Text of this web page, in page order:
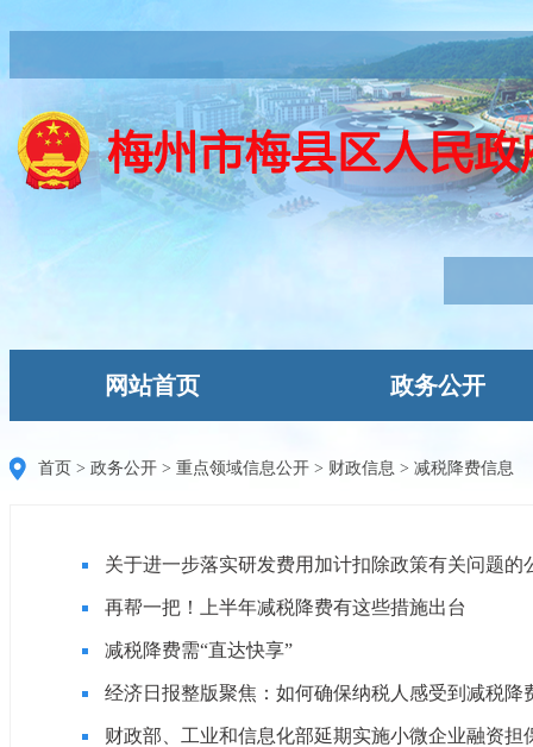
网站首页 政务公开
首页 > 政务公开 > 重点领域信息公开 > 财政信息 > 减税降费信息
关于进一步落实研发费用加计扣除政策有关问题的
再帮一把！上半年减税降费有这些措施出台
减税降费需“直达快享”
经济日报整版聚焦：如何确保纳税人感受到减税降
财政部、工业和信息化部延期实施小微企业融资担